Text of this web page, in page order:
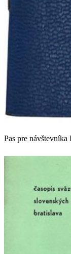
Pas pre